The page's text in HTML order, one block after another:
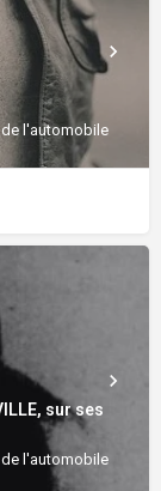
l'automobile
sur ses
l'automobile